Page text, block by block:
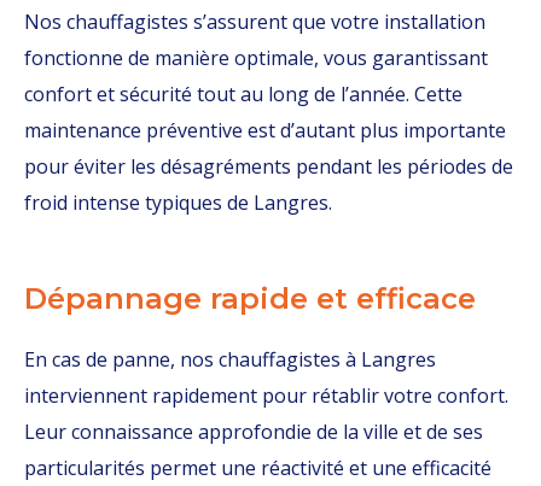
Nos chauffagistes s’assurent que votre installation
fonctionne de manière optimale, vous garantissant
confort et sécurité tout au long de l’année. Cette
maintenance préventive est d’autant plus importante
pour éviter les désagréments pendant les périodes de
froid intense typiques de Langres.
Dépannage rapide et efficace
En cas de panne, nos chauffagistes à Langres
interviennent rapidement pour rétablir votre confort.
Leur connaissance approfondie de la ville et de ses
particularités permet une réactivité et une efficacité